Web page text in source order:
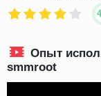
Опыт
smmroot